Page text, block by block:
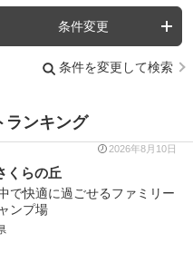
条件変更
条件を変更して検索
ランキング
2026年8月10日
くらの丘
で快適に過ごせるファミリー
ンプ場